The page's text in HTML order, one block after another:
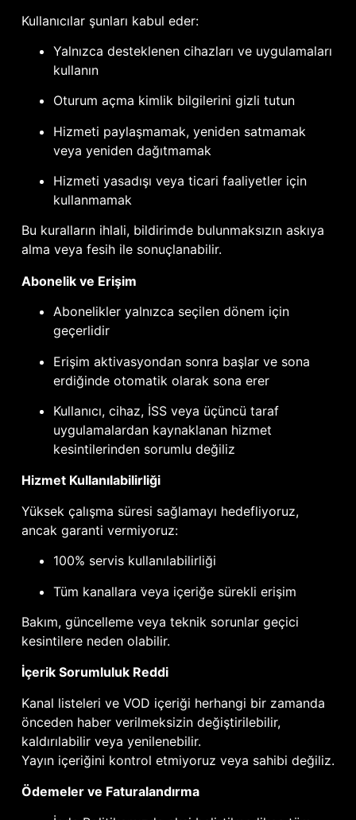
Kullanıcılar şunları kabul eder:
Yalnızca desteklenen cihazları ve uygulamaları
kullanın
Oturum açma kimlik bilgilerini gizli tutun
Hizmeti paylaşmamak, yeniden satmamak
veya yeniden dağıtmamak
Hizmeti yasadışı veya ticari faaliyetler için
kullanmamak
Bu kuralların ihlali, bildirimde bulunmaksızın askıya
alma veya fesih ile sonuçlanabilir.
Abonelik ve Erişim
Abonelikler yalnızca seçilen dönem için
geçerlidir
Erişim aktivasyondan sonra başlar ve sona
erdiğinde otomatik olarak sona erer
Kullanıcı, cihaz, İSS veya üçüncü taraf
uygulamalardan kaynaklanan hizmet
kesintilerinden sorumlu değiliz
Hizmet Kullanılabilirliği
Yüksek çalışma süresi sağlamayı hedefliyoruz,
ancak garanti vermiyoruz:
100% servis kullanılabilirliği
Tüm kanallara veya içeriğe sürekli erişim
Bakım, güncelleme veya teknik sorunlar geçici
kesintilere neden olabilir.
İçerik Sorumluluk Reddi
Kanal listeleri ve VOD içeriği herhangi bir zamanda
önceden haber verilmeksizin değiştirilebilir,
kaldırılabilir veya yenilenebilir.
Yayın içeriğini kontrol etmiyoruz veya sahibi değiliz.
Ödemeler ve Faturalandırma